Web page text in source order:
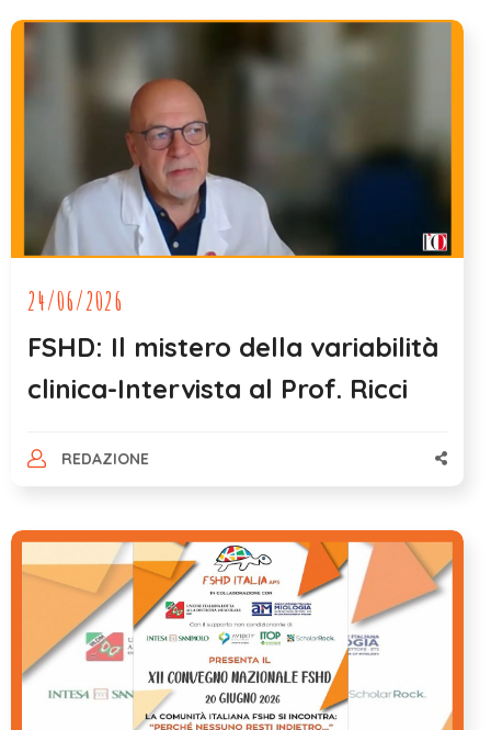
24/06/2026
FSHD: Il mistero della variabilità
clinica-Intervista al Prof. Ricci
REDAZIONE